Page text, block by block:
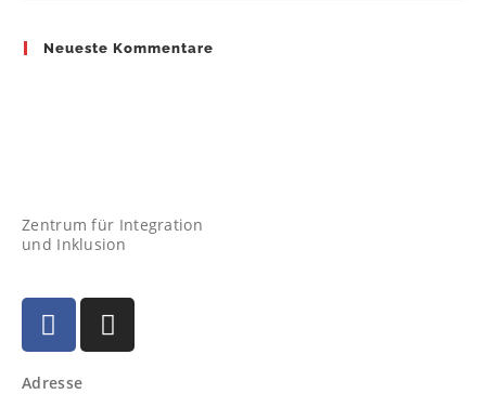
Neueste Kommentare
Zentrum für Integration
und Inklusion
Adresse